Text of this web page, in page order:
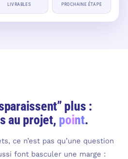
LIVRABLES PROCHAINE ÉTAPE
plus :
au projet, point.
ce n’est pas qu’une question
font basculer une marge :